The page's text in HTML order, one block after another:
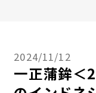
2024/11/12
一正蒲鉾＜